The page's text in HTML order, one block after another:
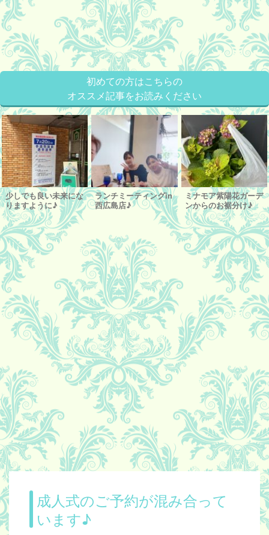
初めての方はこちらの
オススメ記事をお読みください
少しでも良い未来にな
りますように♪
ランチミーティングin
西広島店♪
ミナモア紫陽花ガーデ
ンからのお裾分け♪
成人式のご予約が混み合って
います♪